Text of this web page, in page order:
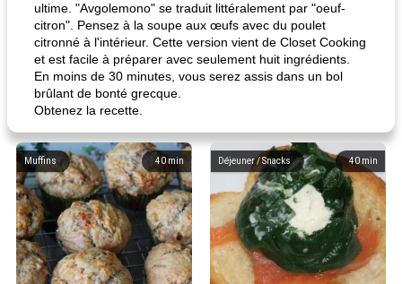
ultime. "Avgolemono" se traduit littéralement par "oeuf-
citron". Pensez à la soupe aux œufs avec du poulet
citronné à l'intérieur. Cette version vient de Closet Cooking
et est facile à préparer avec seulement huit ingrédients.
En moins de 30 minutes, vous serez assis dans un bol
brûlant de bonté grecque.
Obtenez la recette.
40 min
Muffins 40 min
Déjeuner / Snacks